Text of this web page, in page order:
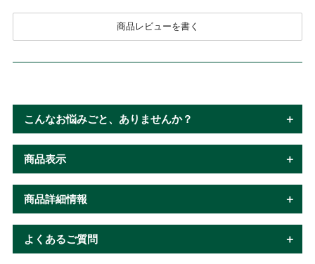
商品レビューを書く
こんなお悩みごと、ありませんか？
商品表示
商品詳細情報
よくあるご質問